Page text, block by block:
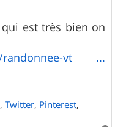
est très bien on
randonnee-vt ...
, Twitter, Pinterest,